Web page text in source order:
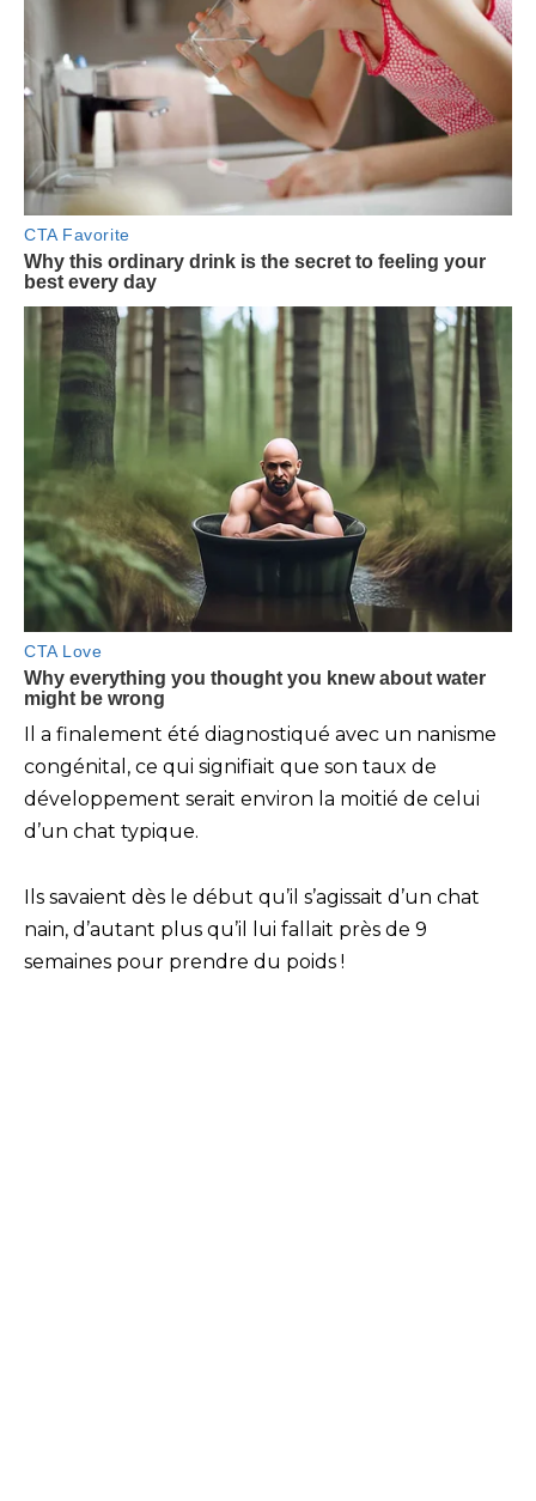
Il a finalement été diagnostiqué avec un nanisme
congénital, ce qui signifiait que son taux de
développement serait environ la moitié de celui
d’un chat typique.
Ils savaient dès le début qu’il s’agissait d’un chat
nain, d’autant plus qu’il lui fallait près de 9
semaines pour prendre du poids !